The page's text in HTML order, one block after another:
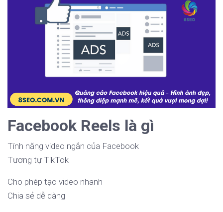
Facebook Reels là gì
Tính năng video ngắn của Facebook
Tương tự TikTok
Cho phép tạo video nhanh
Chia sẻ dễ dàng